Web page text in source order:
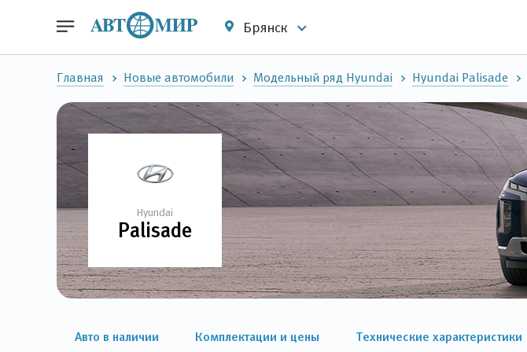
Брянск
Главная Новые автомобили Модельный ряд Hyundai Hyundai Palisade
Hyundai
Palisade
Авто в наличии Комплектации и цены Технические характеристики